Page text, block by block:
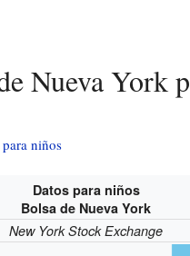
niños
Datos para niños
Bolsa de Nueva York
New York Stock Exchange